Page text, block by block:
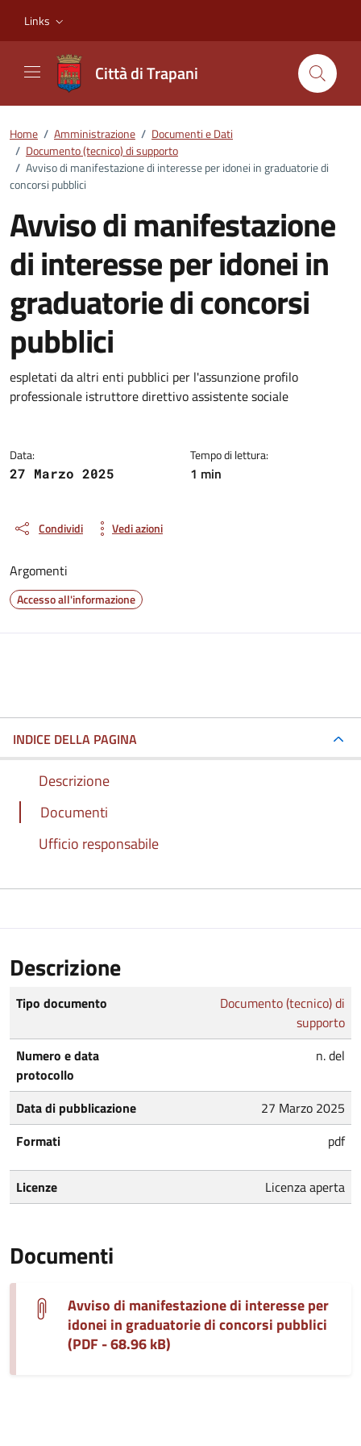
Links
Città di Trapani
Home / Amministrazione / Documenti e Dati
/ Documento (tecnico) di supporto
/ Avviso di manifestazione di interesse per idonei in graduatorie di
concorsi pubblici
Avviso di manifestazione
di interesse per idonei in
graduatorie di concorsi
pubblici
Dettagli del documento
espletati da altri enti pubblici per l'assunzione profilo
professionale istruttore direttivo assistente sociale
Data:
27 Marzo 2025
Tempo di lettura:
1 min
Condividi Vedi azioni
Argomenti
Accesso all'informazione
INDICE DELLA PAGINA
Descrizione
Documenti
Ufficio responsabile
Descrizione
Tipo documento
Documento (tecnico) di
supporto
Numero e data
protocollo
n. del
Data di pubblicazione
27 Marzo 2025
Formati
pdf
Licenze Licenza aperta
Documenti
Avviso di manifestazione di interesse per
idonei in graduatorie di concorsi pubblici
(PDF - 68.96 kB)